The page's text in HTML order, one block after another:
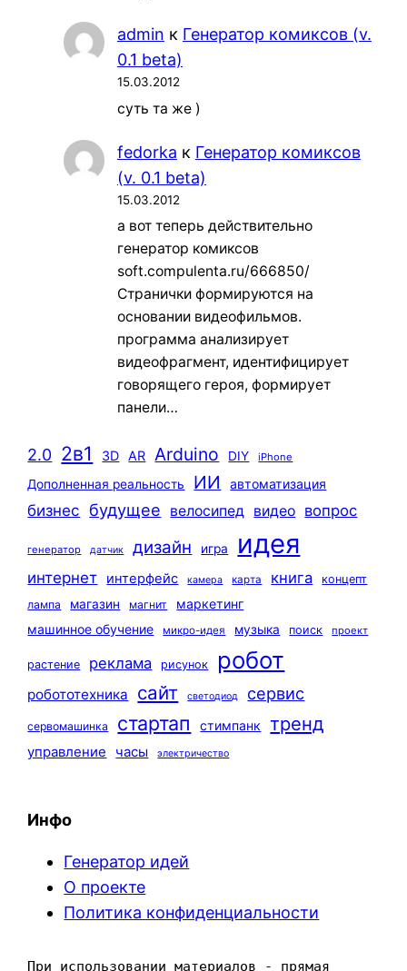
admin к Генератор комиксов (v.
0.1 beta)
15.03.2012
суть та же )
fedorka к Генератор комиксов
(v. 0.1 beta)
15.03.2012
а вот теперь действительно
генератор комиксов
soft.compulenta.ru/666850/
Странички формируются на
основании видеофильмов.
программа анализирует
видеофрагмент, идентифицирует
говорящего героя, формирует
панели…
2.0 2в1 3D AR Arduino DIY iPhone
Дополненная реальность ИИ автоматизация
бизнес будущее велосипед видео вопрос
генератор датчик дизайн игра идея
интернет интерфейс камера карта книга
концепт
лампа
магазин магнит
маркетинг
машинное обучение
микро-идея музыка поиск проект
растение реклама рисунок робот
робототехника сайт светодиод сервис
сервомашинка стартап стимпанк тренд
управление часы электричество
Инфо
Генератор идей
О проекте
Политика конфиденциальности
При использовании материалов - прямая